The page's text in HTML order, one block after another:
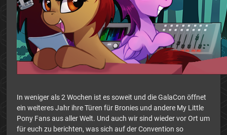
In weniger als 2 Wochen ist es soweit und die GalaCon öffnet
ein weiteres Jahr ihre Türen für Bronies und andere My Little
Pony Fans aus aller Welt. Und auch wir sind wieder vor Ort um
für euch zu berichten, was sich auf der Convention so